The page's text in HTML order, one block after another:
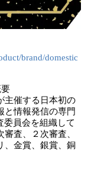
brand/domestic
主催する日本初の
と情報発信の専門
委員会を組織して
査、２次審査、
、金賞、銀賞、銅